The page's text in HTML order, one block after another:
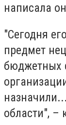
написала
"Сегодня
предмет
бюджетных
области", –